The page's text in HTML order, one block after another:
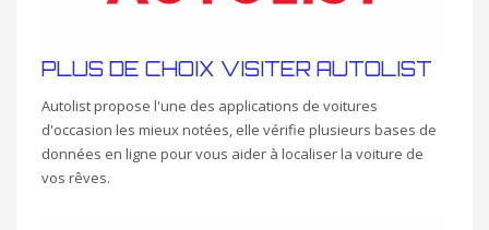
PLUS DE CHOIX VISITER AUTOLIST
Autolist propose l'une des applications de voitures
d'occasion les mieux notées, elle vérifie plusieurs bases de
données en ligne pour vous aider à localiser la voiture de
vos rêves.